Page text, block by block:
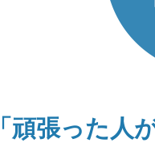
「頑張った人